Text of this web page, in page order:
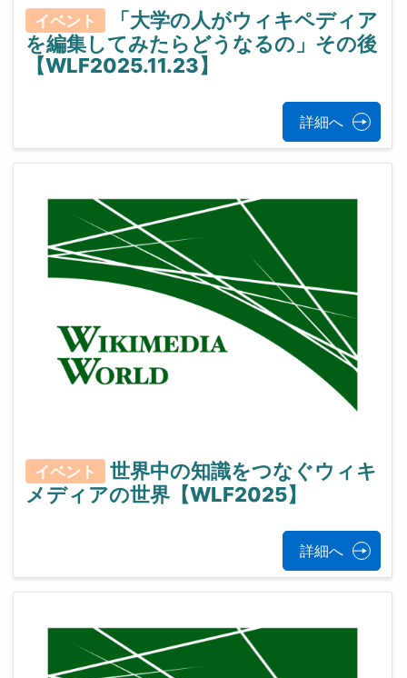
イベント
「大学の人がウィキペディア
を編集してみたらどうなるの」その後
【WLF2025.11.23】
詳細へ
イベント
世界中の知識をつなぐウィキ
メディアの世界【WLF2025】
詳細へ